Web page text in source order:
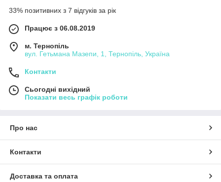
33% позитивних з 7 відгуків за рік
Працює з 06.08.2019
м. Тернопіль
вул. Гетьмана Мазепи, 1, Тернопіль, Україна
Контакти
Сьогодні вихідний
Показати весь графік роботи
Про нас
Контакти
Доставка та оплата